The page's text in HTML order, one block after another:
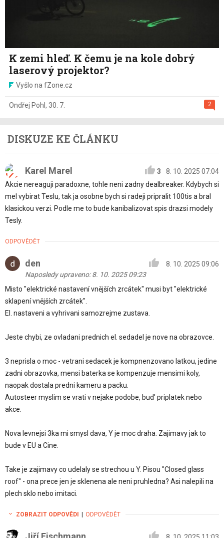
K zemi hleď. K čemu je na kole dobrý
laserový projektor?
Vyšlo na fZone.cz
2
Ondřej Pohl , 30. 7.
DISKUZE KE ČLÁNKU
Karel Marel 3
8. 10. 2025 07:04
Akcie nereaguji paradoxne, tohle neni zadny dealbreaker. Kdybych si
mel vybirat Teslu, tak ja osobne bych si radeji pripralit 100tis a bral
klasickou verzi. Podle me to bude kanibalizovat spis drazsi modely
Tesly.
ODPOVĚDĚT
den
8. 10. 2025 09:06
Naposledy upraveno: 8. 10. 2025 09:23
Misto "elektrické nastavení vnějších zrcátek" musi byt "elektrické
sklapení vnějších zrcátek".
El. nastaveni a vyhrivani samozrejme zustava.
Jeste chybi, ze ovladani prednich el. sedadel je nove na obrazovce.
3 neprisla o moc - vetrani sedacek je kompnenzovano latkou, jedine
zadni obrazovka, mensi baterka se kompenzuje mensimi koly,
naopak dostala predni kameru a packu.
Autosteer myslim se vrati v nejake podobe, bud' priplatek nebo
akce.
Nova levnejsi 3ka mi smysl dava, Y je moc draha. Zajimavy jak to
bude v EU a Cine.
Take je zajimavy co udelaly se strechou u Y. Pisou "Closed glass
roof" - ona prece jen je sklenena ale neni pruhledna? Asi nalepili na
plech sklo nebo imitaci.
ZOBRAZIT ODPOVĚDI ODPOVĚDĚT